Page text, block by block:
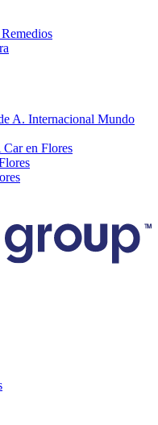
A. Internacional Mundo
en Flores